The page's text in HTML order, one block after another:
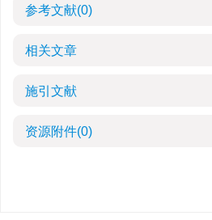
参考文献(0)
相关文章
施引文献
资源附件(0)